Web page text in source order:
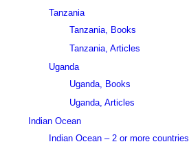
Tanzania
Tanzania, Books
Tanzania, Articles
Uganda
Uganda, Books
Uganda, Articles
Indian Ocean
Indian Ocean – 2 or more countries